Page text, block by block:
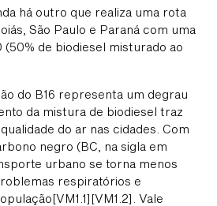
há outro que realiza uma rota
São Paulo e Paraná com uma
(50% de biodiesel misturado ao
do B16 representa um degrau
da mistura de biodiesel traz
do ar nas cidades. Com
negro (BC, na sigla em
urbano se torna menos
respiratórios e
Vale